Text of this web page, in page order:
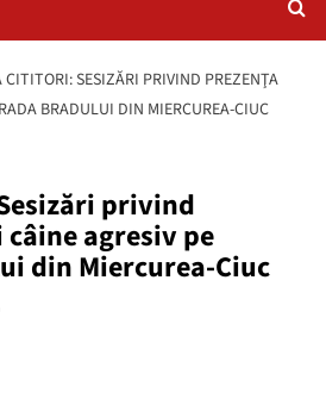
CITITORI: SESIZĂRI PRIVIND PREZENŢA
BRADULUI DIN MIERCUREA-CIUC
privind
agresiv pe
din Miercurea-Ciuc